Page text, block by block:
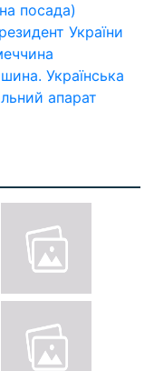
посада)
України
Українська
апарат